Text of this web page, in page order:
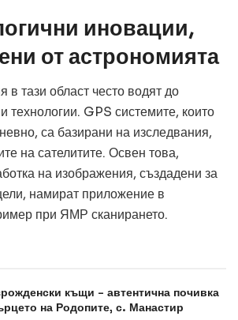
иновации,
от астрономията
в тази област често водят до
технологии. GPS системите, които
са базирани на изследвания,
на сателитите. Освен това,
на изображения, създадени за
намират приложение в
при ЯМР сканирането.
къщи – автентична почивка
на Родопите, с. Манастир